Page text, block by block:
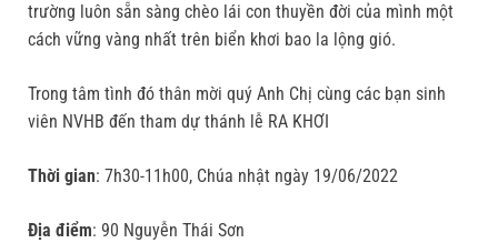
trường luôn sẵn sàng chèo lái con thuyền đời của mình một
cách vững vàng nhất trên biển khơi bao la lộng gió.
Trong tâm tình đó thân mời quý Anh Chị cùng các bạn sinh
viên NVHB đến tham dự thánh lễ RA KHƠI
Thời gian: 7h30-11h00, Chúa nhật ngày 19/06/2022
Địa điểm: 90 Nguyễn Thái Sơn